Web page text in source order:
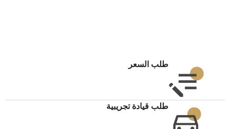
طلب السعر
طلب قيادة تجريبية